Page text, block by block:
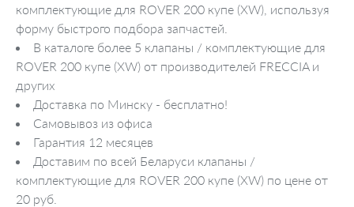
комплектующие для ROVER 200 купе (XW), используя
форму быстрого подбора запчастей.
В каталоге более 5 клапаны / комплектующие для
ROVER 200 купе (XW) от производителей FRECCIA и
других
Доставка по Минску - бесплатно!
Самовывоз из офиса
Гарантия 12 месяцев
Доставим по всей Беларуси клапаны /
комплектующие для ROVER 200 купе (XW) по цене от
20 руб.